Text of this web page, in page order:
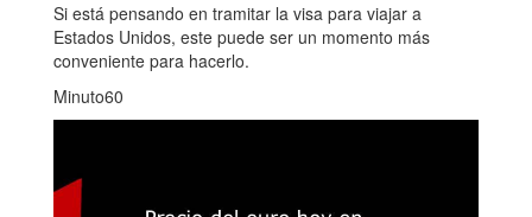
Si está pensando en tramitar la visa para viajar a
Estados Unidos, este puede ser un momento más
conveniente para hacerlo.
Minuto60